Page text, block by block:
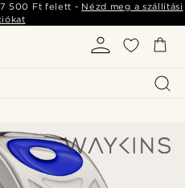
500 Ft felett - Nézd meg a szállítási